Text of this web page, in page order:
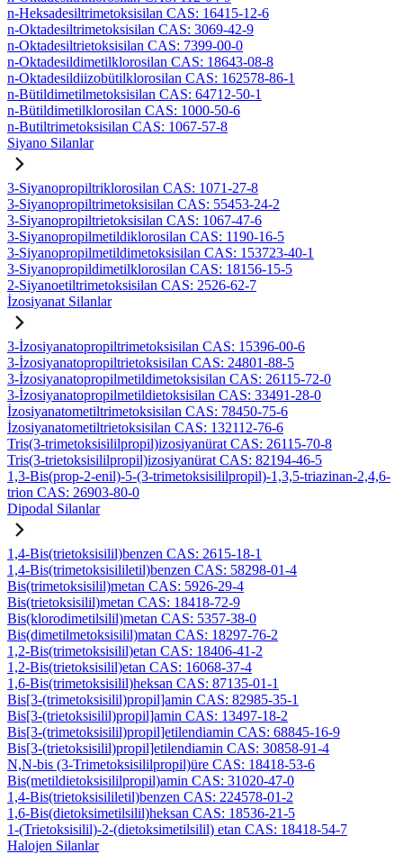
n-Heksadesiltrimetoksisilan CAS: 16415-12-6
n-Oktadesiltrimetoksisilan CAS: 3069-42-9
n-Oktadesiltrietoksisilan CAS: 7399-00-0
n-Oktadesildimetilklorosilan CAS: 18643-08-8
n-Oktadesildiizobütilklorosilan CAS: 162578-86-1
n-Bütildimetilmetoksisilan CAS: 64712-50-1
n-Bütildimetilklorosilan CAS: 1000-50-6
n-Butiltrimetoksisilan CAS: 1067-57-8
Siyano Silanlar
3-Siyanopropiltriklorosilan CAS: 1071-27-8
3-Siyanopropiltrimetoksisilan CAS: 55453-24-2
3-Siyanopropiltrietoksisilan CAS: 1067-47-6
3-Siyanopropilmetildiklorosilan CAS: 1190-16-5
3-Siyanopropilmetildimetoksisilan CAS: 153723-40-1
3-Siyanopropildimetilklorosilan CAS: 18156-15-5
2-Siyanoetiltrimetoksisilan CAS: 2526-62-7
İzosiyanat Silanlar
3-İzosiyanatopropiltrimetoksisilan CAS: 15396-00-6
3-İzosiyanatopropiltrietoksisilan CAS: 24801-88-5
3-İzosiyanatopropilmetildimetoksisilan CAS: 26115-72-0
3-İzosiyanatopropilmetildietoksisilan CAS: 33491-28-0
İzosiyanatometiltrimetoksisilan CAS: 78450-75-6
İzosiyanatometiltrietoksisilan CAS: 132112-76-6
Tris(3-trimetoksisililpropil)izosiyanürat CAS: 26115-70-8
Tris(3-trietoksisililpropil)izosiyanürat CAS: 82194-46-5
1,3-Bis(prop-2-enil)-5-(3-trimetoksisililpropil)-1,3,5-triazinan-2,4,6-
trion CAS: 26903-80-0
Dipodal Silanlar
1,4-Bis(trietoksisilil)benzen CAS: 2615-18-1
1,4-Bis(trimetoksisililetil)benzen CAS: 58298-01-4
Bis(trimetoksisilil)metan CAS: 5926-29-4
Bis(trietoksisilil)metan CAS: 18418-72-9
Bis(klorodimetilsilil)metan CAS: 5357-38-0
Bis(dimetilmetoksisilil)matan CAS: 18297-76-2
1,2-Bis(trimetoksisilil)etan CAS: 18406-41-2
1,2-Bis(trietoksisilil)etan CAS: 16068-37-4
1,6-Bis(trimetoksisilil)heksan CAS: 87135-01-1
Bis[3-(trimetoksisilil)propil]amin CAS: 82985-35-1
Bis[3-(trietoksisilil)propil]amin CAS: 13497-18-2
Bis[3-(trimetoksisilil)propil]etilendiamin CAS: 68845-16-9
Bis[3-(trietoksisilil)propil]etilendiamin CAS: 30858-91-4
N,N-bis (3-Trimetoksisililpropil)üre CAS: 18418-53-6
Bis(metildietoksisililpropil)amin CAS: 31020-47-0
1,4-Bis(trietoksisililetil)benzen CAS: 224578-01-2
1,6-Bis(dietoksimetilsilil)heksan CAS: 18536-21-5
1-(Trietoksisilil)-2-(dietoksimetilsilil) etan CAS: 18418-54-7
Halojen Silanlar